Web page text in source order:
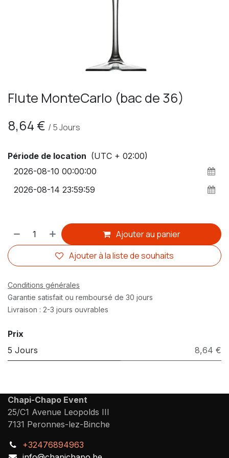
Flute MonteCarlo (bac de 36)
8,64 € / 5Jours
Période de location (UTC + 02:00)
Ajouter au panier
Ajouter à la liste de souhaits
Conditions générales
Garantie satisfait ou remboursé de 30 jours
Livraison : 2-3 jours ouvrables
Prix
5 Jours
8,64 €
Chapi-Chapo Event
25/C1 Avenue Leopolds III
7131 Peronnes-lez-Binche
+32476894963